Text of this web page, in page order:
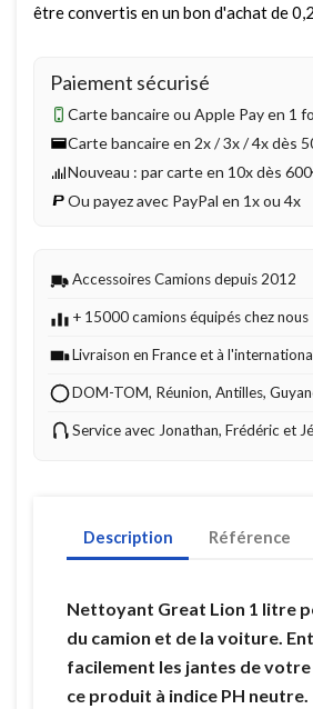
être convertis en un bon d'achat de
Paiement sécurisé
Carte bancaire ou Apple Pay en 1
Carte bancaire en 2x / 3x / 4x dès
Nouveau : par carte en 10x dès
Ou payez avec PayPal en 1x ou 4x
Accessoires Camions depuis 2012
+ 15000 camions équipés chez nous
Livraison en France et à
DOM-TOM, Réunion, Antilles,
Service avec Jonathan, Frédéric et
Description Référence
Nettoyant Great Lion 1 litre
du camion et de la voiture.
facilement les jantes de votre
ce produit à indice PH neutre.